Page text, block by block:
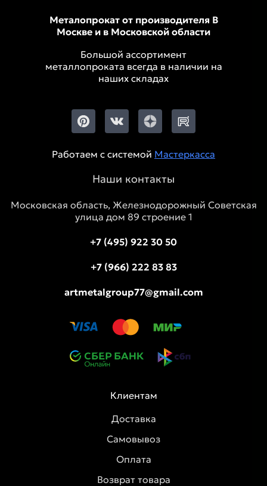
Металопрокат от производителя В
Москве и в Московской области
Большой ассортимент
металлопроката всегда в наличии на
наших складах
Работаем с системой Мастеркасса
Наши контакты
Московская область, Железнодорожный Советская
улица дом 89 строение 1
+7 (495) 922 30 50
+7 (966) 222 83 83
artmetalgroup77@gmail.com
Клиентам
Доставка
Самовывоз
Оплата
Возврат товара